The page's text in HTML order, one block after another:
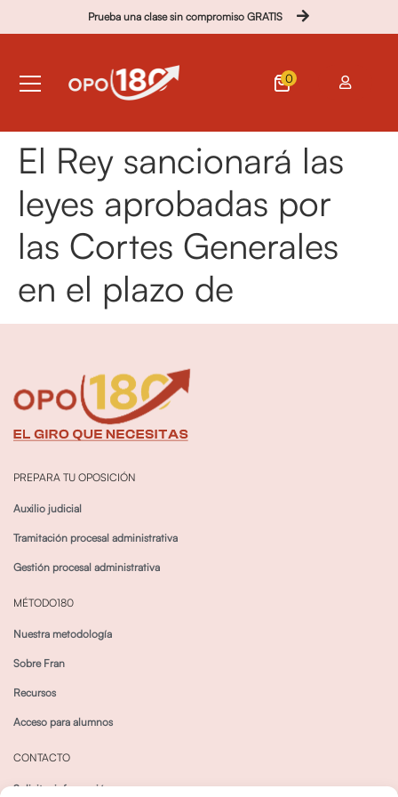
Prueba una clase sin compromiso GRATIS
0
El Rey sancionará las
leyes aprobadas por
las Cortes Generales
en el plazo de
PREPARA TU OPOSICIÓN
Auxilio judicial
Tramitación procesal administrativa
Gestión procesal administrativa
MÉTODO180
Nuestra metodología
Sobre Fran
Recursos
Acceso para alumnos
CONTACTO
Solicitar información